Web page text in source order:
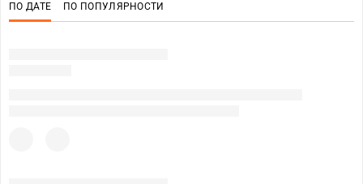
ПО ДАТЕ ПО ПОПУЛЯРНОСТИ